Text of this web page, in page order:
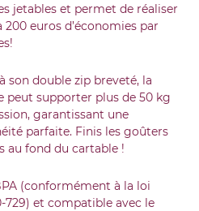
jetables et permet de réaliser
200 euros d’économies par
son double zip breveté, la
peut supporter plus de 50 kg
garantissant une
parfaite. Finis les goûters
au fond du cartable !
(conformément à la loi
729) et compatible avec le